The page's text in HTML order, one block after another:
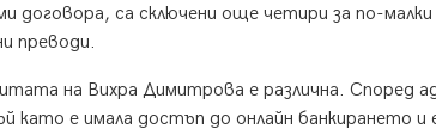
договора, са сключени още четири за по-
преводи.
на Вихра Димитрова е различна. Според
като е имала достъп до онлайн банкирането и